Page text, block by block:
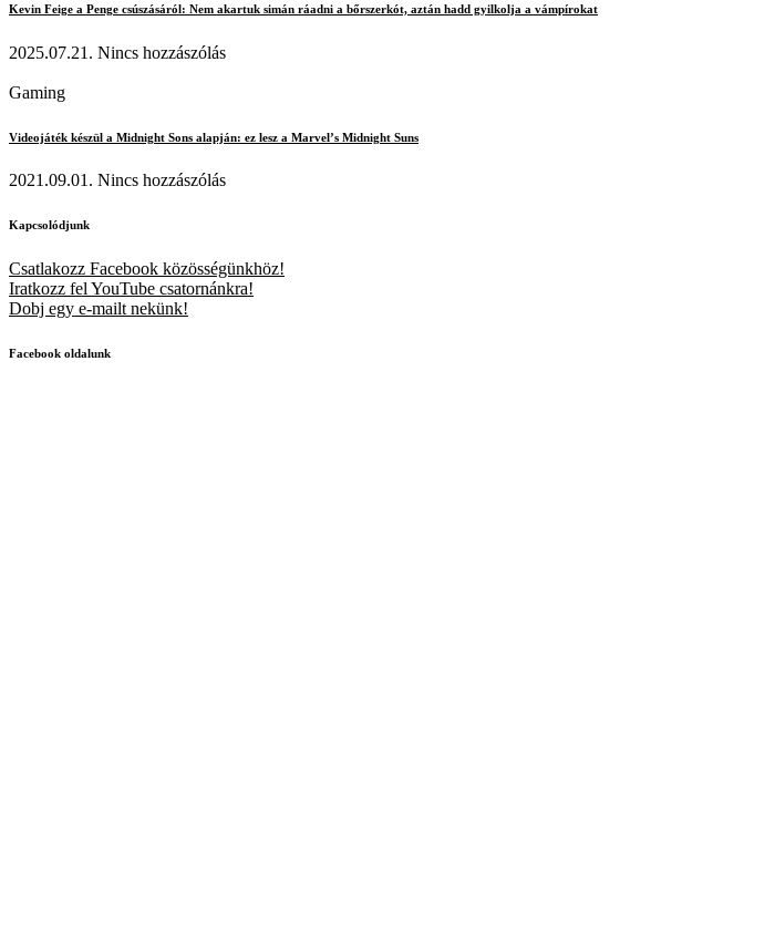
Kevin Feige a Penge csúszásáról: Nem akartuk simán ráadni a bőrszerkót, aztán hadd gyilkolja a vámpírokat
2025.07.21. Nincs hozzászólás
Gaming
Videojáték készül a Midnight Sons alapján: ez lesz a Marvel’s Midnight Suns
2021.09.01. Nincs hozzászólás
Kapcsolódjunk
Csatlakozz Facebook közösségünkhöz!
Iratkozz fel YouTube csatornánkra!
Dobj egy e-mailt nekünk!
Facebook oldalunk